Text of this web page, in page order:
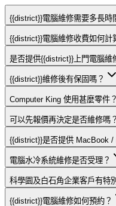
{{district}}電腦維修需要多長時
{{district}}電腦維修收費如何計
是否提供{{district}}上門電腦維
{{district}}維修後有保固嗎？
Computer King 使用甚麼零件
可以先報價再決定是否維修嗎？
{{district}}是否提供 MacBook /
電腦水冷系統維修是否受理？
科學園及白石角企業客戶有特
{{district}}電腦維修如何預約？